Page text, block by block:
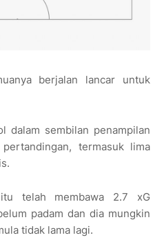
berjalan lancar untuk
dalam sembilan penampilan
termasuk lima
itu telah membawa 2.7 xG
padam dan dia mungkin
tidak lama lagi.